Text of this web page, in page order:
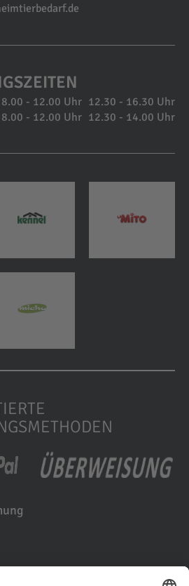
8.00 - 12.00 Uhr 12.30 - 16.30 Uhr
8.00 - 12.00 Uhr 12.30 - 14.00 Uhr